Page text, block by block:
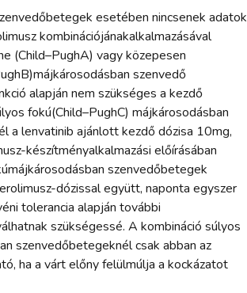
esetében nincsenek adatok
kombinációjánakalkalmazásával
(Child–PughA) vagy közepesen
szenvedő
alapján nem szükséges a kezdő
fokú(Child–PughC) májkárosodásban
a lenvatinib ajánlott kezdő dózisa 10mg,
készítményalkalmazási előírásában
szenvedőbetegek
dózissal együtt, naponta egyszer
tolerancia alapján további
szükségessé. A kombináció súlyos
szenvedőbetegeknél csak abban az
ha a várt előny felülmúlja a kockázatot